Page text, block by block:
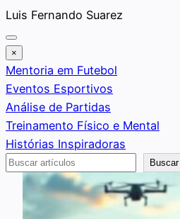
Saltar
al
contenido
Luis Fernando Suarez
×
Mentoria em Futebol
Eventos Esportivos
Análise de Partidas
Treinamento Físico e Mental
Histórias Inspiradoras
Buscar
Buscar